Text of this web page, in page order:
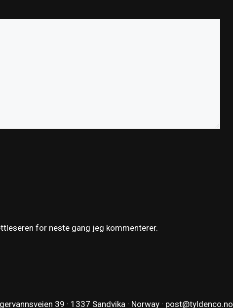
for neste gang jeg kommenterer.
39 · 1337 Sandvika · Norway · post@tyldenco.no